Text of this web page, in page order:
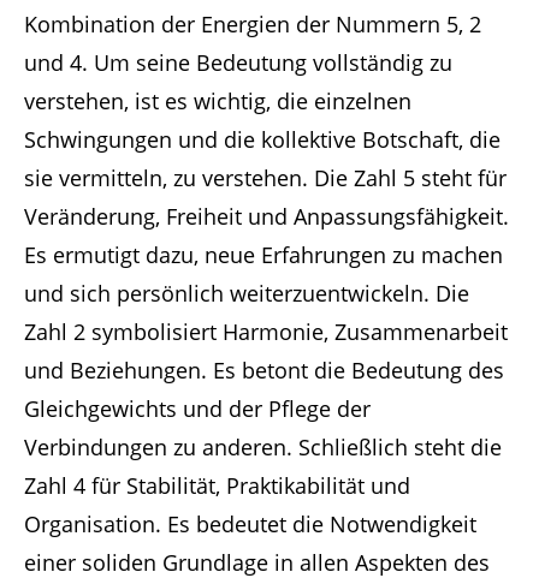
Kombination der Energien der Nummern 5, 2
und 4. Um seine Bedeutung vollständig zu
verstehen, ist es wichtig, die einzelnen
Schwingungen und die kollektive Botschaft, die
sie vermitteln, zu verstehen. Die Zahl 5 steht für
Veränderung, Freiheit und Anpassungsfähigkeit.
Es ermutigt dazu, neue Erfahrungen zu machen
und sich persönlich weiterzuentwickeln. Die
Zahl 2 symbolisiert Harmonie, Zusammenarbeit
und Beziehungen. Es betont die Bedeutung des
Gleichgewichts und der Pflege der
Verbindungen zu anderen. Schließlich steht die
Zahl 4 für Stabilität, Praktikabilität und
Organisation. Es bedeutet die Notwendigkeit
einer soliden Grundlage in allen Aspekten des